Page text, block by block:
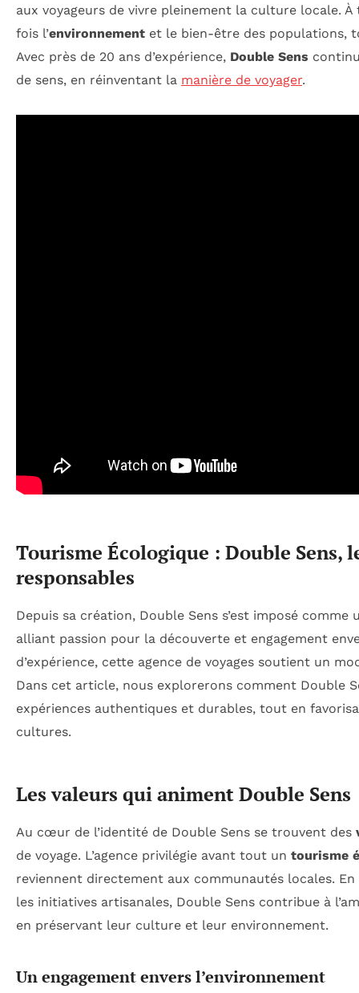
aux voyageurs de vivre pleinement la culture locale. À
fois l’environnement et le bien-être des populations,
Avec près de 20 ans d’expérience, Double Sens
de sens, en réinventant la manière de voyager.
Tourisme Écologique : Double Sens,
responsables
Depuis sa création, Double Sens s’est imposé
alliant passion pour la découverte et engagement
d’expérience, cette agence de voyages soutient un
Dans cet article, nous explorerons comment Double
expériences authentiques et durables, tout en
cultures.
Les valeurs qui animent Double Sens
Au cœur de l’identité de Double Sens se trouvent des
de voyage. L’agence privilégie avant tout un tourisme
reviennent directement aux communautés locales.
les initiatives artisanales, Double Sens contribue à
en préservant leur culture et leur environnement.
Un engagement envers l’environnement